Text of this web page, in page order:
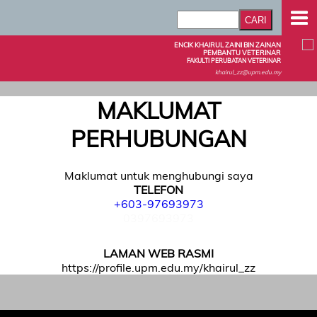
ENCIK KHAIRUL ZAINI BIN ZAINAN
PEMBANTU VETERINAR
FAKULTI PERUBATAN VETERINAR
khairul_zz@upm.edu.my
MAKLUMAT
PERHUBUNGAN
Maklumat untuk menghubungi saya
TELEFON
+603-97693973
LAMAN WEB RASMI
https://profile.upm.edu.my/khairul_zz